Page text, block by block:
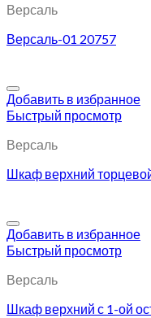
Версаль
Версаль-01 20757
Добавить в избранное
Быстрый просмотр
Версаль
Шкаф верхний
Добавить в избранное
Быстрый просмотр
Версаль
Шкаф верхний с 1-ой